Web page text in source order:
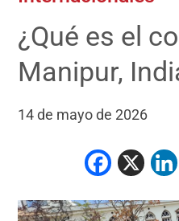
¿Qué es el
Manipur,
14 de mayo de 2026